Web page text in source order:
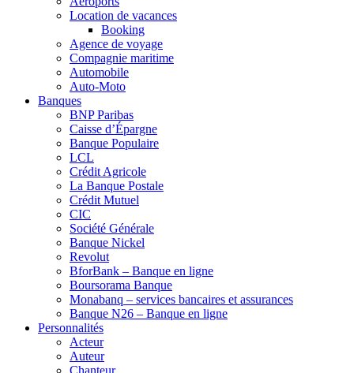
Location de vacances
Booking
Agence de voyage
Compagnie maritime
Automobile
Auto-Moto
Banques
BNP Paribas
Caisse d’Épargne
Banque Populaire
LCL
Crédit Agricole
La Banque Postale
Crédit Mutuel
CIC
Société Générale
Banque Nickel
Revolut
BforBank – Banque en ligne
Boursorama Banque
Monabanq – services bancaires et assurances
Banque N26 – Banque en ligne
Personnalités
Acteur
Auteur
Chanteur